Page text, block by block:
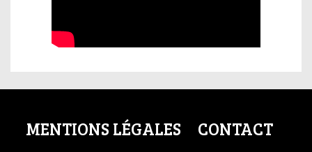
MENTIONS LÉGALES CONTACT